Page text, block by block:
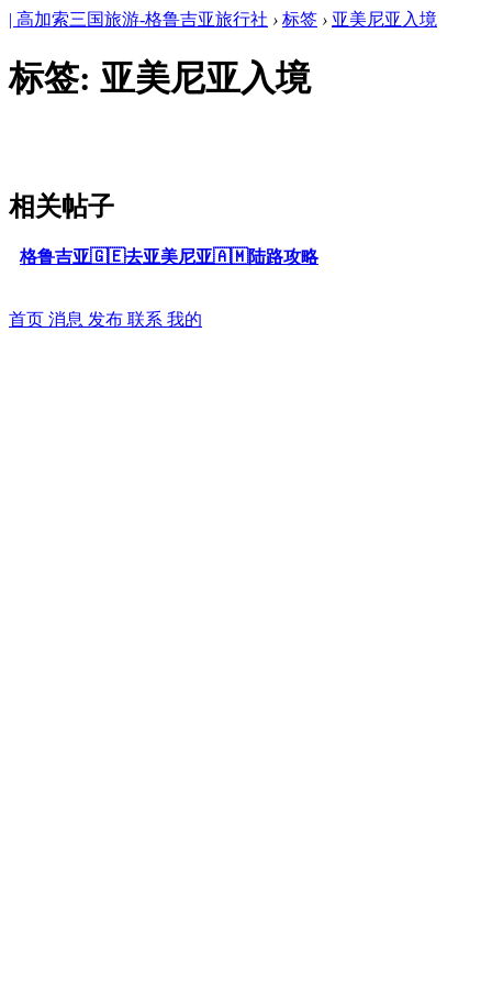
| 高加索三国旅游-格鲁吉亚旅行社 › 标签 › 亚美尼亚入境
标签: 亚美尼亚入境
相关帖子
格鲁吉亚🇬🇪去亚美尼亚🇦🇲陆路攻略
首页 消息 发布 联系 我的